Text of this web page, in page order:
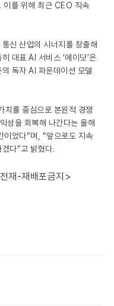
이를 위해 최근 CEO 직속
신 산업의 시너지를 창출해
대표 AI 서비스 ‘에이닷’은
독자 AI 파운데이션 모델
를 중심으로 본원적 경쟁
성을 회복해 나간다는 올해
이었다”며, “앞으로도 지속
다”고 밝혔다.
재-재배포금지>